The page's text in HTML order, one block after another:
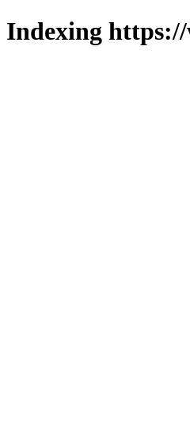
Indexing https://